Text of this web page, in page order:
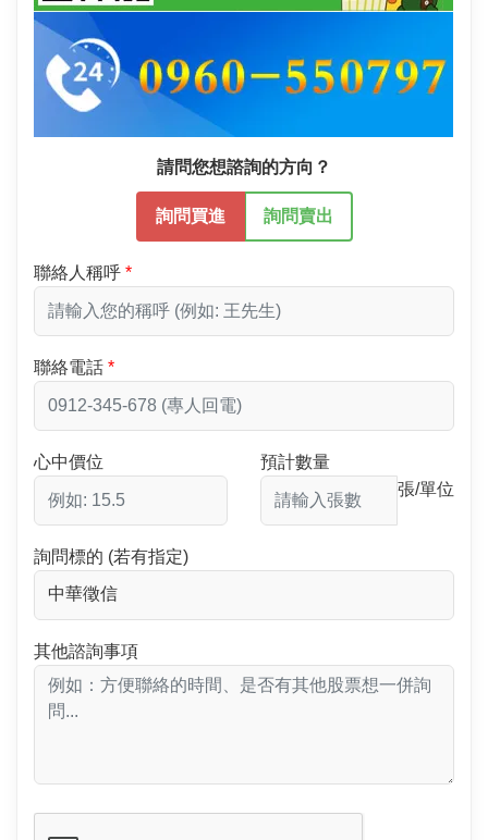
請問您想諮詢的方向？
詢問買進 詢問賣出
聯絡人稱呼
聯絡電話
心中價位
預計數量
張/單位
詢問標的 (若有指定)
其他諮詢事項